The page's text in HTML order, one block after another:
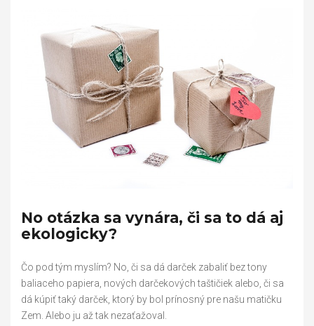
No otázka sa vynára, či sa to dá aj
ekologicky?
Čo pod tým myslím? No, či sa dá darček zabaliť bez tony
baliaceho papiera, nových darčekových taštičiek alebo, či sa
dá kúpiť taký darček, ktorý by bol prínosný pre našu matičku
Zem. Alebo ju až tak nezaťažoval.